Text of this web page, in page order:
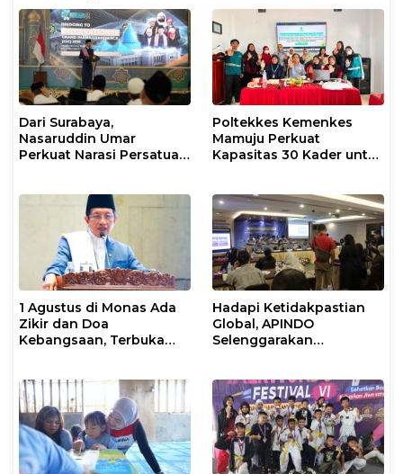
Dari Surabaya,
Nasaruddin Umar
Perkuat Narasi Persatuan
Poltekkes Kemenkes
Mamuju Perkuat
Kapasitas 30 Kader untuk
1 Agustus di Monas Ada
Zikir dan Doa
Kebangsaan, Terbuka
Hadapi Ketidakpastian
Global, APINDO
Selenggarakan
Ketahanan Ekonomi
Nasional